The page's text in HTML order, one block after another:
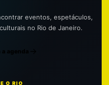
eventos, espetáculos,
no Rio de Janeiro.
agenda
O RIO